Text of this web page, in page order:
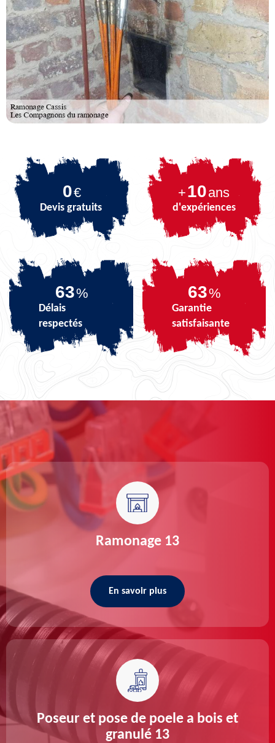
0€
Devis gratuits
+10ans
d'expériences
79%
Délais
respectés
79%
Garantie
satisfaisante
Ramonage 13
En savoir plus
Poseur et pose de poele a bois et
granulé 13